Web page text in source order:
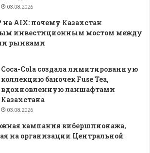
03.08.2026
AIX: почему Казахстан
инвестиционным мостом между
рынками
Coca-Cola создала лимитированную
коллекцию баночек Fuse Tea,
вдохновленную ланшафтами
Казахстана
03.08.2026
кампания кибершпионажа,
на организации Центральной